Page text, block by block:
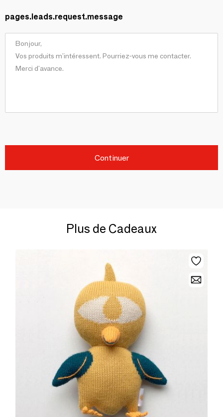
pages.leads.request.message
Continuer
Plus de Cadeaux